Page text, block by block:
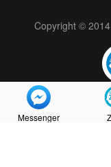
Copyright ©
Messenger